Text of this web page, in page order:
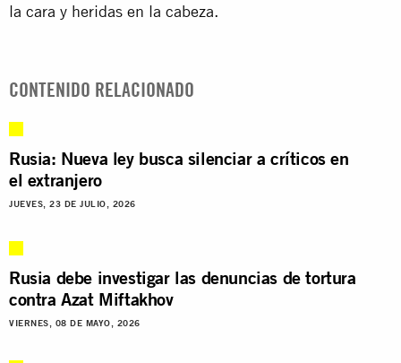
la cara y heridas en la cabeza.
CONTENIDO RELACIONADO
Rusia: Nueva ley busca silenciar a críticos en
el extranjero
JUEVES, 23 DE JULIO, 2026
Rusia debe investigar las denuncias de tortura
contra Azat Miftakhov
VIERNES, 08 DE MAYO, 2026